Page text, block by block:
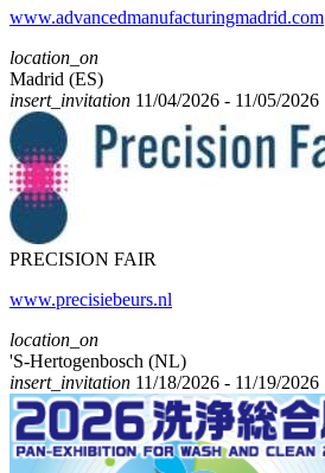
www.advancedmanufacturingmadrid.com
location_on
Madrid (ES)
insert_invitation 11/04/2026 - 11/05/2026
PRECISION FAIR
www.precisiebeurs.nl
location_on
'S-Hertogenbosch (NL)
insert_invitation 11/18/2026 - 11/19/2026